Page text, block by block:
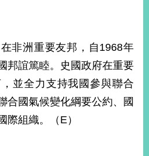
非洲重要友邦，自1968年
邦誼篤睦。史國政府在重要
並全力支持我國參與聯合
合國氣候變化綱要公約、國
際組織。（E）